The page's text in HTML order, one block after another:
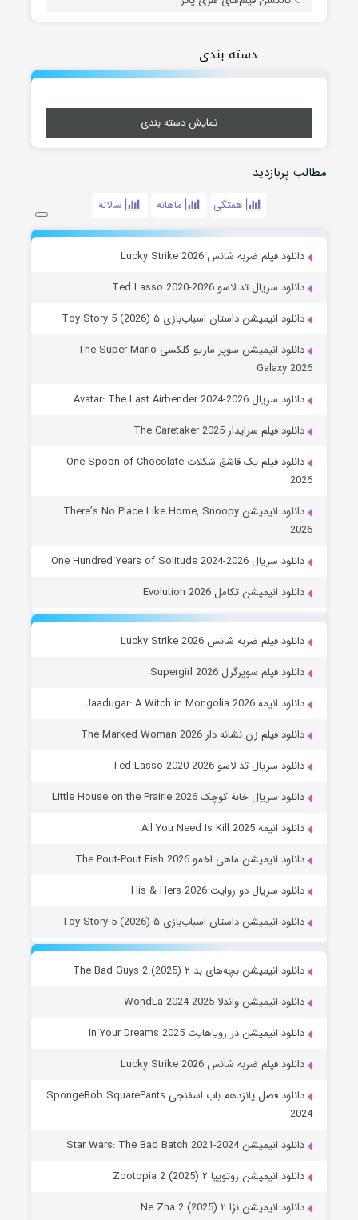
دسته بندی
نمایش دسته بندی
مطالب پربازدید
هفتگی ماهانه سالانه
دانلود فیلم ضربه شانس Lucky Strike 2026
دانلود سریال تد لاسو Ted Lasso 2020-2026
دانلود انیمیشن داستان اسباب‌بازی ۵ Toy Story 5 (2026)
دانلود انیمیشن سوپر ماریو گلکسی The Super Mario
Galaxy 2026
دانلود سریال Avatar: The Last Airbender 2024-2026
دانلود فیلم سرایدار The Caretaker 2025
دانلود فیلم یک قاشق شکلات One Spoon of Chocolate
2026
دانلود انیمیشن There’s No Place Like Home, Snoopy
2026
دانلود سریال One Hundred Years of Solitude 2024-2026
دانلود انیمیشن تکامل Evolution 2026
دانلود فیلم ضربه شانس Lucky Strike 2026
دانلود فیلم سوپرگرل Supergirl 2026
دانلود انیمه Jaadugar: A Witch in Mongolia 2026
دانلود فیلم زن نشانه دار The Marked Woman 2026
دانلود سریال تد لاسو Ted Lasso 2020-2026
دانلود سریال خانه کوچک Little House on the Prairie 2026
دانلود انیمه All You Need Is Kill 2025
دانلود انیمیشن ماهی اخمو The Pout-Pout Fish 2026
دانلود سریال دو روایت His & Hers 2026
دانلود انیمیشن داستان اسباب‌بازی ۵ Toy Story 5 (2026)
دانلود انیمیشن بچه‌های بد ۲ The Bad Guys 2 (2025)
دانلود انیمیشن واندلا WondLa 2024-2025
دانلود انیمیشن در رویاهایت In Your Dreams 2025
دانلود فیلم ضربه شانس Lucky Strike 2026
دانلود فصل پانزدهم باب اسفنجی SpongeBob SquarePants
2024
دانلود انیمیشن Star Wars: The Bad Batch 2021-2024
دانلود انیمیشن زوتوپیا ۲ Zootopia 2 (2025)
دانلود انیمیشن نژا ۲ Ne Zha 2 (2025)